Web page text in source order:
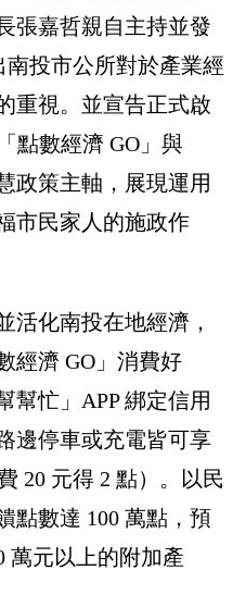
張嘉哲親自主持並發
投市公所對於產業經
重視。並宣告正式啟
點數經濟 GO」與
政策主軸，展現運用
市民家人的施政作
活化南投在地經濟，
經濟 GO」消費好
幫忙」APP 綁定信用
邊停車或充電皆可享
20 元得 2 點）。以民
點數達 100 萬點，預
萬元以上的附加產